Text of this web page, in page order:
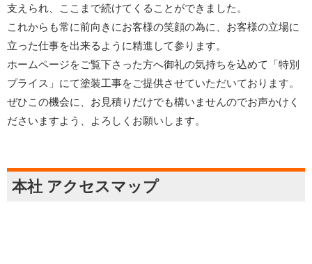
支えられ、ここまで続けてくることができました。
これからも常に前向きにお客様の笑顔の為に、お客様の立場に
立った仕事を出来るように精進して参ります。
ホームページをご覧下さった方へ御礼の気持ちを込めて「特別
プライス」にて塗装工事をご提供させていただいております。
ぜひこの機会に、お見積りだけでも構いませんのでお声かけく
ださいますよう、よろしくお願いします。
本社 アクセスマップ